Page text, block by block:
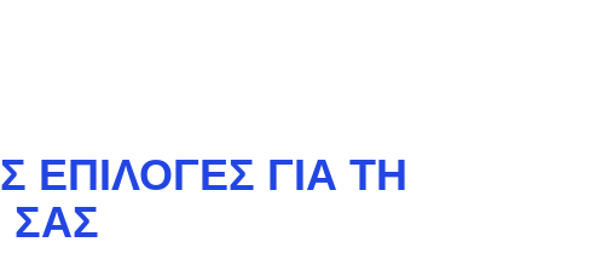
ΕΠΙΛΟΓΈΣ ΓΙΑ ΤΗ
ΣΑΣ